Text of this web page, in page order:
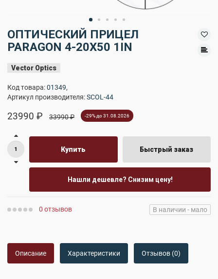
ОПТИЧЕСКИЙ ПРИЦЕЛ
PARAGON 4-20X50 1IN
Vector Optics
Код товара:01349,
Артикул производителя:SCOL-44
23990 ₽ 33990 ₽ -29% до 31.08.2026
Купить Быстрый заказ
Нашли дешевле? Снизим цену!
0 отзывов В наличии - мало
Описание Характеристики Отзывов (0)